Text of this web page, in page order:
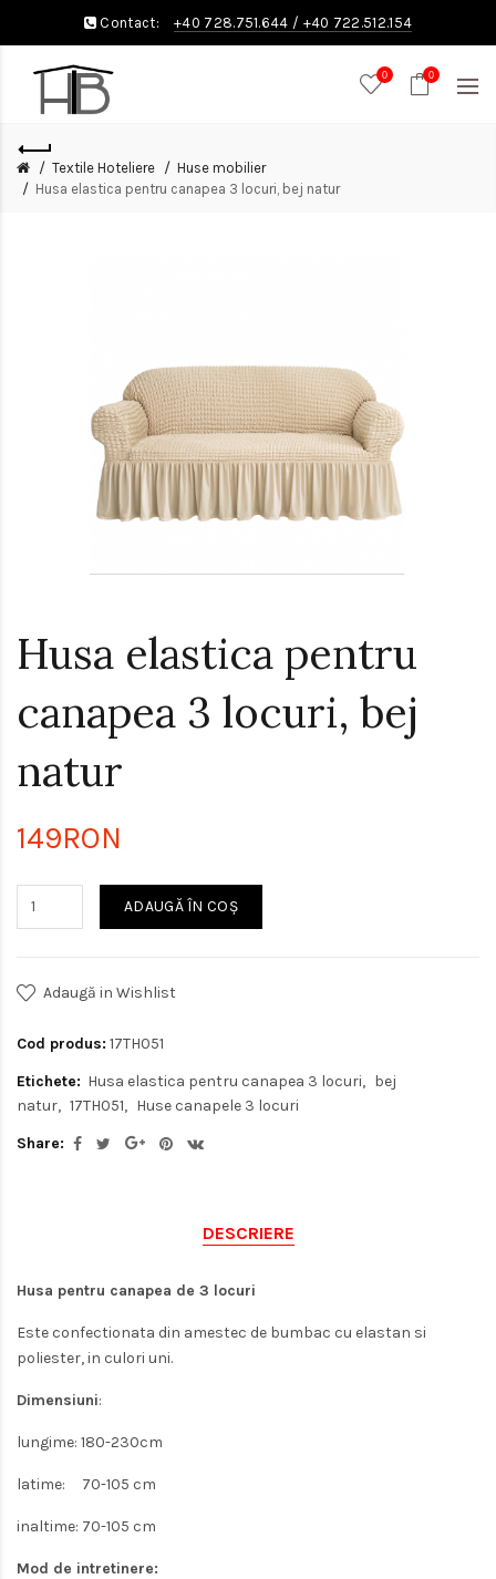
Contact: +40 728.751.644 / +40 722.512.154
0 0
Textile Hoteliere
Huse mobilier
Husa elastica pentru canapea 3 locuri, bej natur
Husa elastica pentru
canapea 3 locuri, bej
natur
149RON
ADAUGĂ ÎN COŞ
Adaugă in Wishlist
Cod produs: 17TH051
Etichete: Husa elastica pentru canapea 3 locuri
bej
natur
17TH051
Huse canapele 3 locuri
Share:
DESCRIERE
Husa pentru canapea de 3 locuri
Este confectionata din amestec de bumbac cu elastan si
poliester, in culori uni.
Dimensiuni:
lungime: 180-230cm
latime: 70-105 cm
inaltime: 70-105 cm
Mod de intretinere: